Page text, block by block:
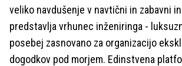
veliko navdušenje v navtični in zabavni
predstavlja vrhunec inženiringa -
posebej zasnovano za organizacijo
dogodkov pod morjem. Edinstvena